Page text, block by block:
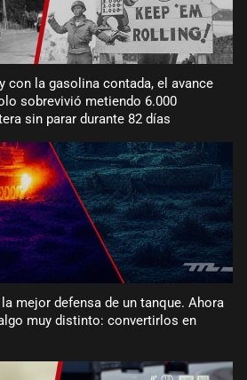
con la gasolina contada, el avance
sobrevivió metiendo 6.000
sin parar durante 82 días
mejor defensa de un tanque. Ahora
muy distinto: convertirlos en